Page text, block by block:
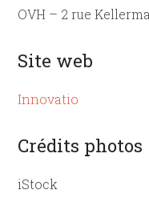
OVH – 2 rue
Site web
Innovatio
Crédits photos
iStock